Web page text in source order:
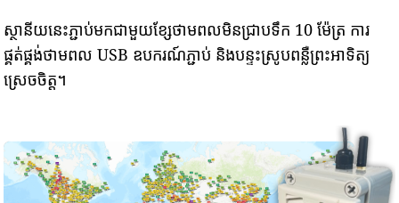
ស្ថានីយនេះភ្ជាប់មកជាមួយខ្សែថាមពលមិនជ្រាបទឹក 10 ម៉ែត្រ ការ
ផ្គត់ផ្គង់ថាមពល USB ឧបករណ៍ភ្ជាប់ និងបន្ទះស្រូបពន្លឺព្រះអាទិត្យ
ស្រេចចិត្ត។